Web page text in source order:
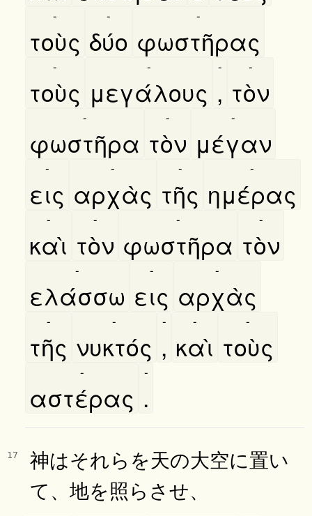
τοὺς
-
δύο
-
φωστῆρας
-
τοὺς
-
μεγάλους
-
,
-
τὸν
-
φωστῆρα
-
τὸν
-
μέγαν
-
εις
-
αρχὰς
-
τῆς
-
ημέρας
-
καὶ
-
τὸν
-
φωστῆρα
-
τὸν
-
ελάσσω
-
εις
-
αρχὰς
-
τῆς
-
νυκτός
-
,
-
καὶ
-
τοὺς
-
αστέρας
-
.
-
17
神はそれらを天の大空に置い
て、地を照らさせ、